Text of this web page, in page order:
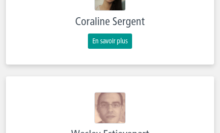
Coraline Sergent
En savoir plus